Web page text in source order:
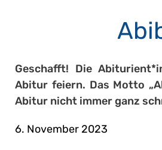
Geschafft! Die
Abitur feiern. Das Motto
Abitur nicht immer ganz
6. November 2023